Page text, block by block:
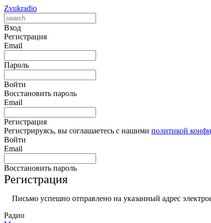
Zvukradio
Вход
Регистрация
Email
Пароль
Войти
Восстановить пароль
Email
Регистрация
Регистрируясь, вы соглашаетесь с нашими политикой
Войти
Email
Восстановить пароль
Регистрация
Письмо успешно отправлено на указанный адрес
Радио